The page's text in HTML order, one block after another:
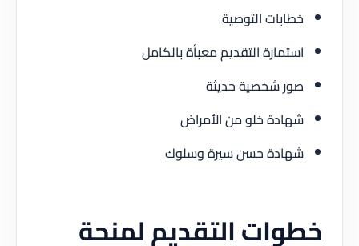
خطابات التوصية
استمارة التقديم معبأة بالكامل
صور شخصية حديثة
شهادة خلو من الأمراض
شهادة حسن سيرة وسلوك
خطوات التقديم لمنحة